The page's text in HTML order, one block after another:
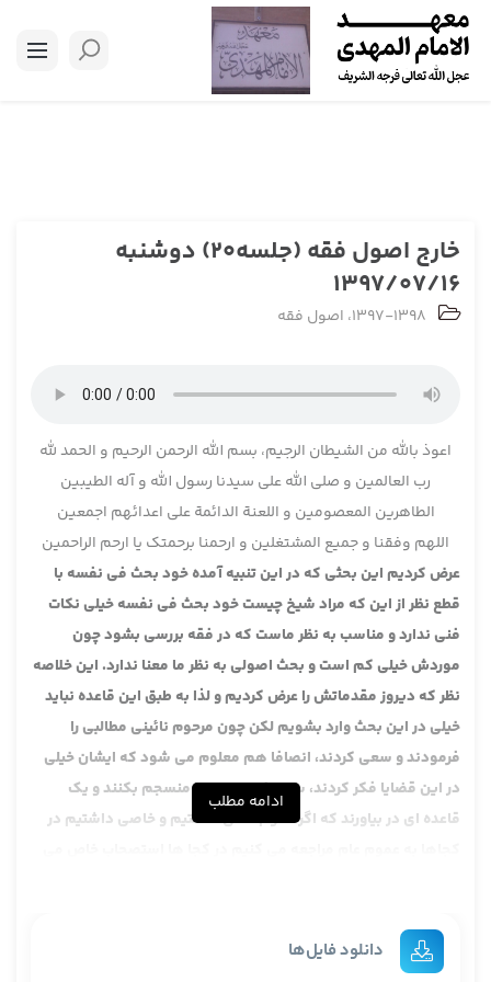
خارج اصول فقه (جلسه20) دوشنبه
1397/07/16
1397-1398، اصول فقه
اعوذ بالله من الشیطان الرجیم، بسم الله الرحمن الرحیم و الحمد لله
رب العالمین و صلی الله علی سیدنا رسول الله و آله الطیبین
الطاهرین المعصومین و اللعنة الدائمة علی اعدائهم اجمعین
اللهم وفقنا و جمیع المشتغلین و ارحمنا برحمتک یا ارحم الراحمین
عرض کردیم این بحثی که در این تنبیه آمده خود بحث فی نفسه با
قطع نظر از این که مراد شیخ چیست خود بحث فی نفسه خیلی نکات
فنی ندارد و مناسب به نظر ماست که در فقه بررسی بشود چون
موردش خیلی کم است و بحث اصولی به نظر ما معنا ندارد. این خلاصه
نظر که دیروز مقدماتش را عرض کردیم و لذا به طبق این قاعده نباید
خیلی در این بحث وارد بشویم لکن چون مرحوم نائینی مطالبی را
فرمودند و سعی کردند، انصافا هم معلوم می شود که ایشان خیلی
در این قضایا فکر کردند، سعی کردند این را منسجم بکنند و یک
قاعده ای در بیاورند که اگر عموم عامی داشتیم و خاصی داشتیم در
در یک موارد هم فقط به استصحاب. دوران هم بینشان نیست، این
خلاصه طرح ایشان است چون طرح ایشان یک مقدماتی دارد که بعضی
ادامه مطلب
دانلود فایل‌ها